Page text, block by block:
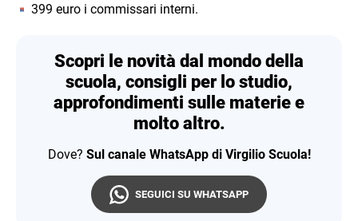
399 euro i commissari interni.
Scopri le novità dal mondo della
scuola, consigli per lo studio,
approfondimenti sulle materie e
molto altro.
Dove? Sul canale WhatsApp di Virgilio Scuola!
SEGUICI SU WHATSAPP